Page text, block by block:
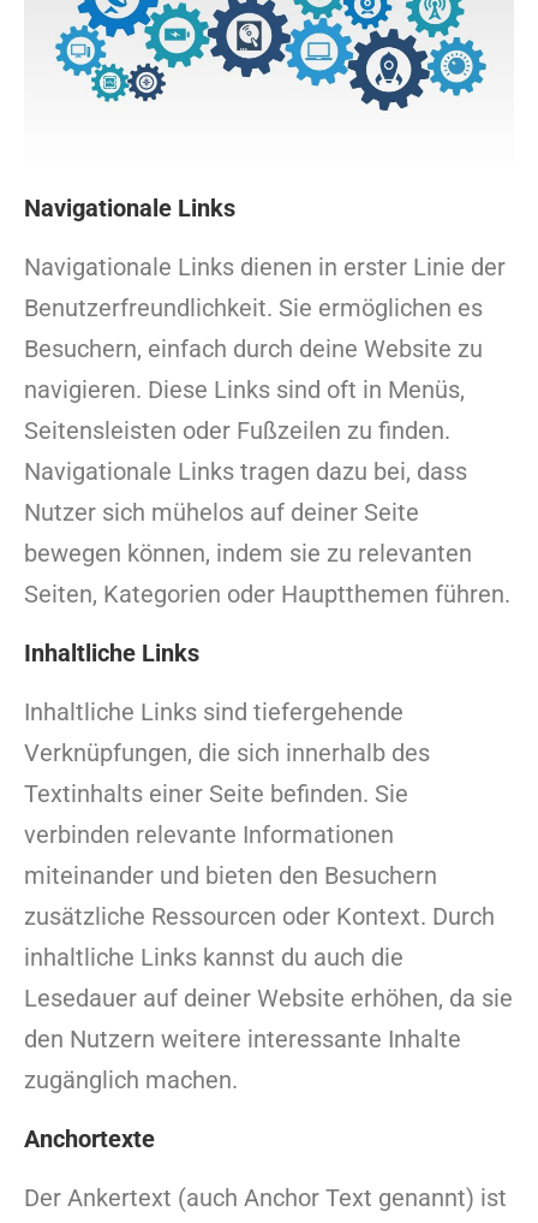
Navigationale Links
Navigationale Links dienen in erster Linie der
Benutzerfreundlichkeit. Sie ermöglichen es
Besuchern, einfach durch deine Website zu
navigieren. Diese Links sind oft in Menüs,
Seitensleisten oder Fußzeilen zu finden.
Navigationale Links tragen dazu bei, dass
Nutzer sich mühelos auf deiner Seite
bewegen können, indem sie zu relevanten
Seiten, Kategorien oder Hauptthemen führen.
Inhaltliche Links
Inhaltliche Links sind tiefergehende
Verknüpfungen, die sich innerhalb des
Textinhalts einer Seite befinden. Sie
verbinden relevante Informationen
miteinander und bieten den Besuchern
zusätzliche Ressourcen oder Kontext. Durch
inhaltliche Links kannst du auch die
Lesedauer auf deiner Website erhöhen, da sie
den Nutzern weitere interessante Inhalte
zugänglich machen.
Anchortexte
Der Ankertext (auch Anchor Text genannt) ist